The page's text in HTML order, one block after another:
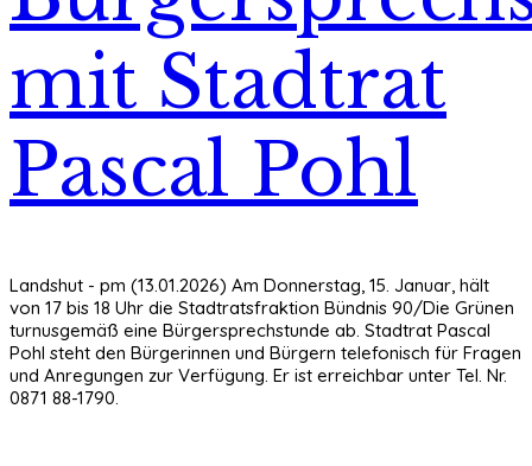
mit Stadtrat
Pascal Pohl
Landshut - pm (13.01.2026) Am Donnerstag, 15. Januar, hält
von 17 bis 18 Uhr die Stadtratsfraktion Bündnis 90/Die Grünen
turnusgemäß eine Bürgersprechstunde ab. Stadtrat Pascal
Pohl steht den Bürgerinnen und Bürgern telefonisch für Fragen
und Anregungen zur Verfügung. Er ist erreichbar unter Tel. Nr.
0871 88-1790.